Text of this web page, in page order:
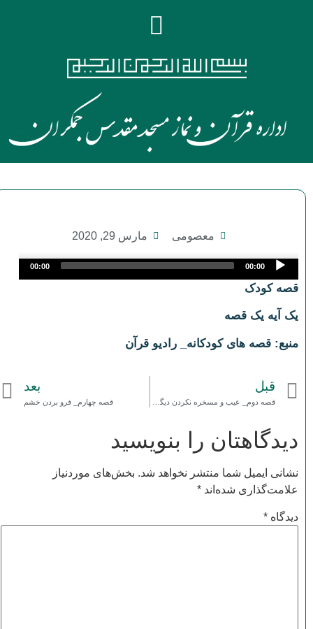
معصومی مارس 29, 2020
Audio
Player
00:00
00:00
قصه کودک
یک آیه یک قصه
منبع: قصه های کودکانه_ رادیو قرآن
قبل
قصه دوم_ عیب و مسخره نکردن دیگران
بعد
قصه چهارم_ فرو بردن خشم
دیدگاهتان را بنویسید
نشانی ایمیل شما منتشر نخواهد شد. بخش‌های موردنیاز
علامت‌گذاری شده‌اند*
دیدگاه*